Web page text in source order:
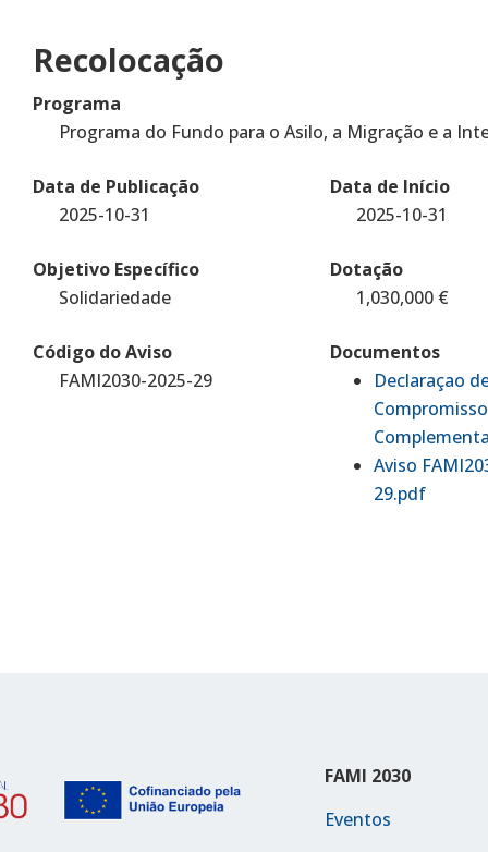
Recolocação
Programa
Programa do Fundo para o Asilo, a Migração e a
Data de Publicação
2025-10-31
Data de Início
2025-10-31
Objetivo Específico
Solidariedade
Dotação
1,030,000€
Código do Aviso
FAMI2030-2025-29
Documentos
Declaraçao
Compromisso
Aviso
29.pdf
FAMI 2030
Eventos